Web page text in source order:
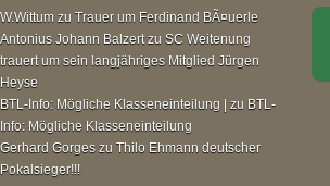
W.Wittum zu Trauer um Ferdinand BÃ¤uerle
Antonius Johann Balzertzu SC Weitenung
trauert um sein langjähriges Mitglied Jürgen
Heyse
BTL-Info: Mögliche Klasseneinteilung | zu BTL-
Info: Mögliche Klasseneinteilung
Gerhard Gorges zu Thilo Ehmann deutscher
Pokalsieger!!!